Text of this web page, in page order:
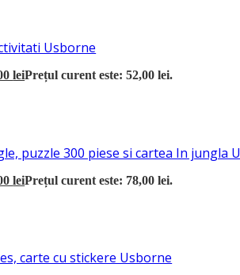
Usborne
leiPrețul curent este: 52,00 lei.
puzzle 300 piese si cartea In jungla
leiPrețul curent este: 78,00 lei.
carte cu stickere Usborne